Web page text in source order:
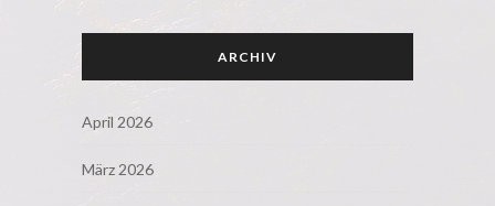
ARCHIV
April 2026
März 2026